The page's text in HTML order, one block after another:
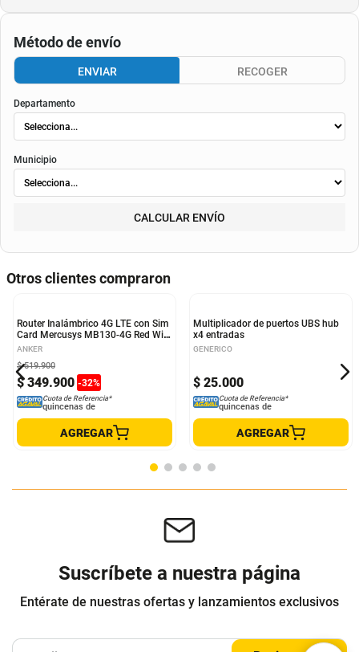
Método de envío
ENVIAR RECOGER
Departamento
Municipio
CALCULAR ENVÍO
Otros clientes compraron
Router Inalámbrico 4G LTE con Sim
Card Mercusys MB130-4G Red Wi-
$ 519.900
Multiplicador de puertos UBS hub
x4 entradas